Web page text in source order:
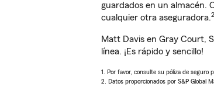
guardados en un almacén.
cualquier otra aseguradora.2
Matt Davis en Gray Court,
línea. ¡Es rápido y sencillo!
1. Por favor, consulte su póliza de seguro
2. Datos proporcionados por S&P Global